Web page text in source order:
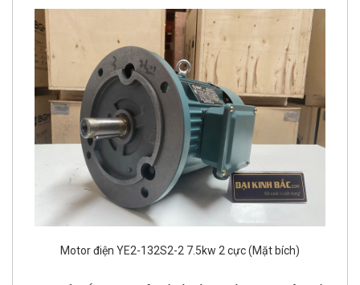
Motor điện YE2-132S2-2 7.5kw 2 cực (Mặt bích)